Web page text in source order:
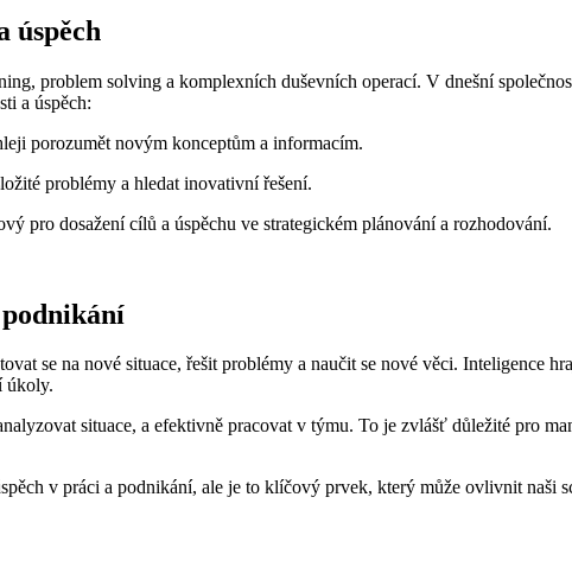
úspěch
problem solving a komplexních duševních operací. V dnešní
a úspěch:
porozumět novým konceptům a informacím.
problémy a hledat inovativní řešení.
pro dosažení cílů a úspěchu ve strategickém plánování a rozhodování.
se na nové situace, řešit problémy a naučit se nové věci. Inteligence
úkoly.
situace, a efektivně pracovat v týmu. To je zvlášť důležité pro
v práci a podnikání, ale je to klíčový prvek, který může ovlivnit naši